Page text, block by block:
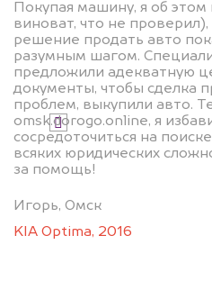
Покупая машину, я об
виноват, что не
решение продать авто
разумным шагом.
предложили адекватную
документы, чтобы сделка
проблем, выкупили авто.
omsk.dorogo.online, я
сосредоточиться на
всяких юридических
за помощь!
Игорь, Омск
KIA Optima, 2016
Я даю согласие
персональных
политикой